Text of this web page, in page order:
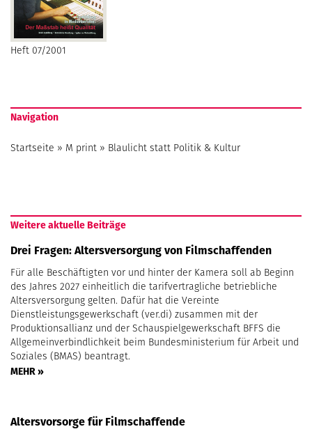
Heft 07/2001
Navigation
Startseite » M print » Blaulicht statt Politik & Kultur
Weitere aktuelle Beiträge
Drei Fragen: Altersversorgung von Filmschaffenden
Für alle Beschäftigten vor und hinter der Kamera soll ab Beginn
des Jahres 2027 einheitlich die tarifvertragliche betriebliche
Altersversorgung gelten. Dafür hat die Vereinte
Dienstleistungsgewerkschaft (ver.di) zusammen mit der
Produktionsallianz und der Schauspielgewerkschaft BFFS die
Allgemeinverbindlichkeit beim Bundesministerium für Arbeit und
Soziales (BMAS) beantragt.
MEHR »
Altersvorsorge für Filmschaffende